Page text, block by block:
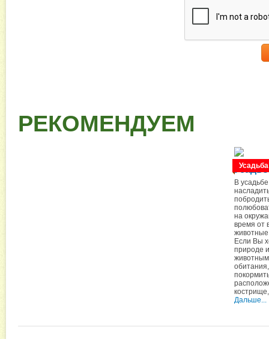
РЕКОМЕНДУЕМ
В
на
время от
Если Вы
природе
Дальше...